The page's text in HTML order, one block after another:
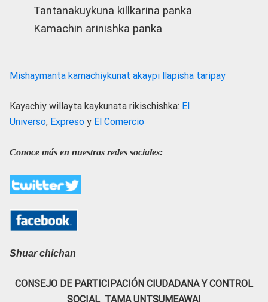
Tantanakuykuna killkarina panka
Kamachin arinishka panka
Mishaymanta kamachiykunat akaypi llapisha taripay
Kayachiy willayta kaykunata rikischishka: El
Universo, Expreso y El Comercio
Conoce más en nuestras redes sociales:
Shuar chichan
CONSEJO DE PARTICIPACIÓN CIUDADANA Y CONTROL
SOCIAL TAMAUNTSUMEAWAI